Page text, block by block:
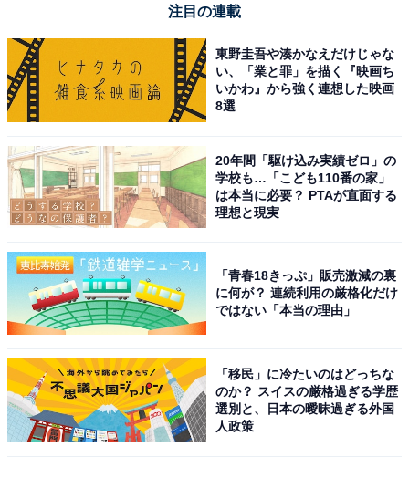
アクセス・料金・宿泊情報は？
アクセス
所在地：〒410-3302 静岡県伊豆市土肥415-4
交通手段：東名沼津I.Cより国道1号線から国道136号線に
注目の連載
東野圭吾や湊かなえだけじゃな
い、「業と罪」を描く『映画ち
いかわ』から強く連想した映画
8選
20年間「駆け込み実績ゼロ」の
学校も…「こども110番の家」
は本当に必要？ PTAが直面する
理想と現実
「青春18きっぷ」販売激減の裏
に何が？ 連続利用の厳格化だけ
ではない「本当の理由」
「移民」に冷たいのはどっちな
のか？ スイスの厳格過ぎる学歴
選別と、日本の曖昧過ぎる外国
人政策